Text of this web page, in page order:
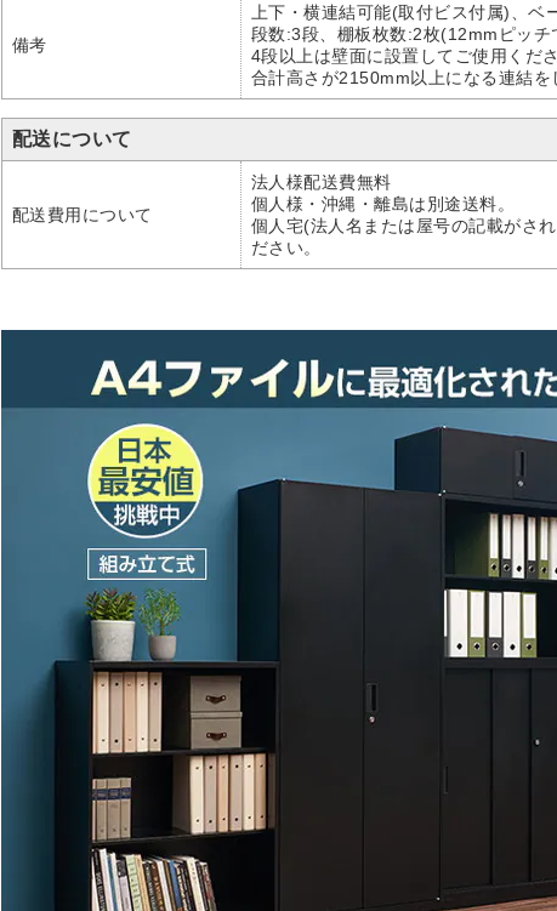
備考
上下・横連結可能(取付ビス付属)、
段数:3段、棚板枚数:2枚(12mmピッチ
4段以上は壁面に設置してご使用くださ
合計高さが2150mm以上になる連結を
配送について
配送費用について
法人様配送費無料
個人様・沖縄・離島は別途送料。
個人宅(法人名または屋号の記載がさ
ださい。